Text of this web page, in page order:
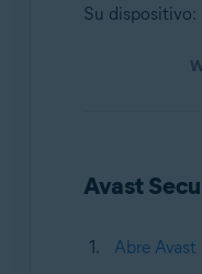
Su dispositivo:
Avast
Abre